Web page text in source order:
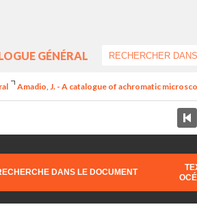
GÉNÉRAL
Amadio, J. - A catalogue of achromatic
DANS LE DOCUMENT